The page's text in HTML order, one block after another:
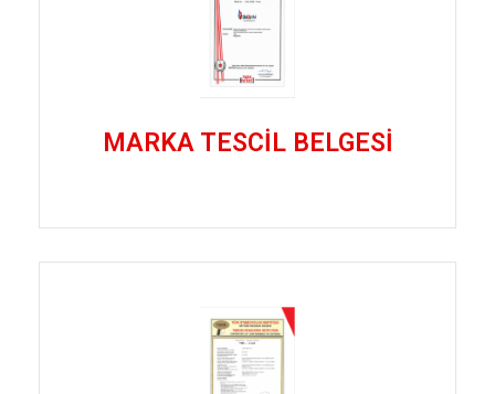
MARKA TESCİL BELGESİ